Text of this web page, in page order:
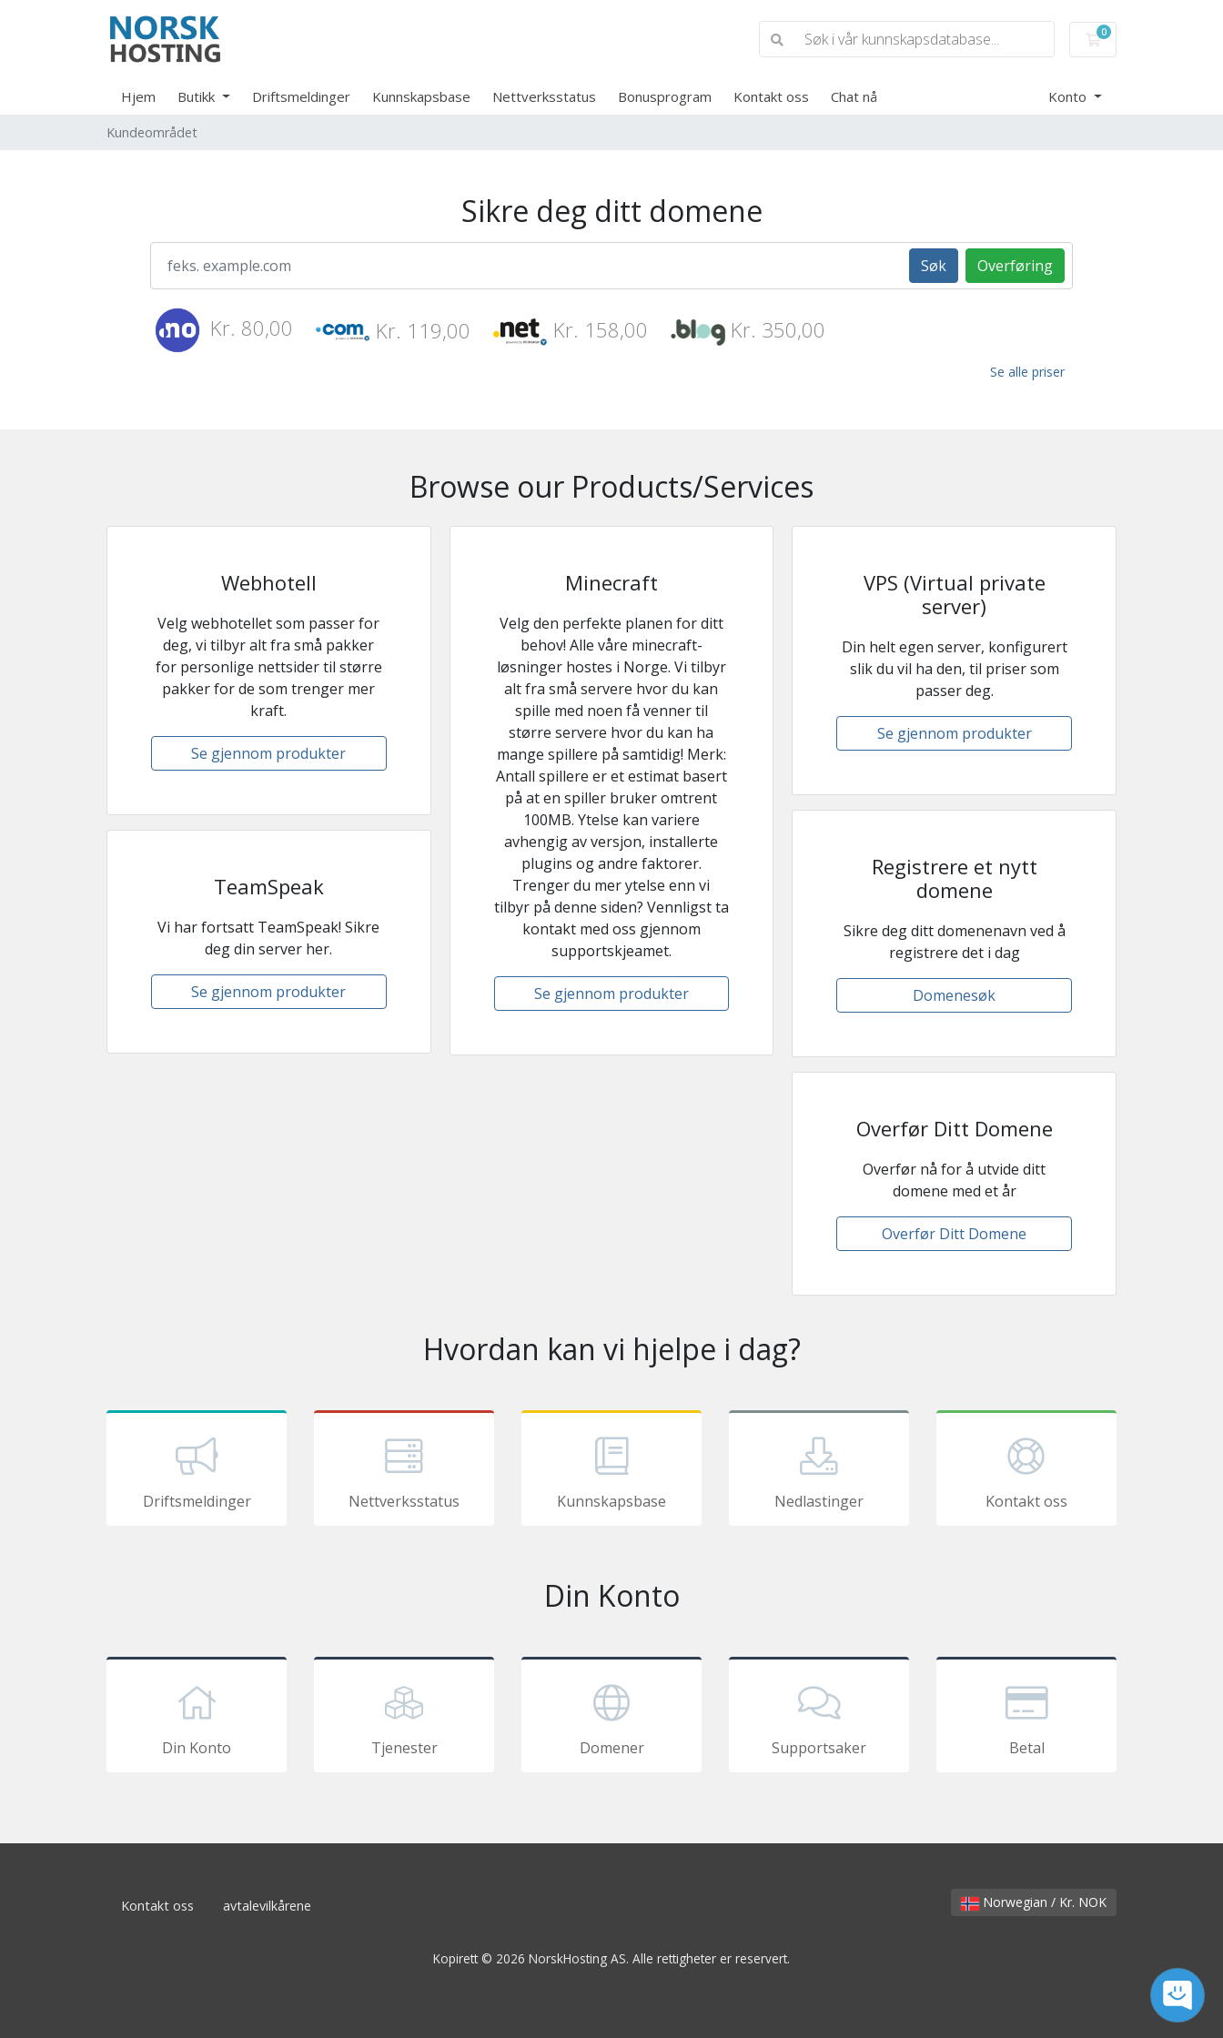
0
Handlevogn
Hjem Butikk Driftsmeldinger Kunnskapsbase Nettverksstatus Bonusprogram Kontakt oss Chat nå Konto
Kundeområdet
Sikre deg ditt domene
Søk Overføring
Kr. 80,00 Kr. 119,00 Kr. 158,00 Kr. 350,00
Se alle priser
Browse our Products/Services
Webhotell
Velg webhotellet som passer for
deg, vi tilbyr alt fra små pakker
for personlige nettsider til større
pakker for de som trenger mer
kraft.
Se gjennom produkter
TeamSpeak
Vi har fortsatt TeamSpeak! Sikre
deg din server her.
Se gjennom produkter
Minecraft
Velg den perfekte planen for ditt
behov! Alle våre minecraft-
løsninger hostes i Norge. Vi tilbyr
alt fra små servere hvor du kan
spille med noen få venner til
større servere hvor du kan ha
mange spillere på samtidig! Merk:
Antall spillere er et estimat basert
på at en spiller bruker omtrent
100MB. Ytelse kan variere
avhengig av versjon, installerte
plugins og andre faktorer.
Trenger du mer ytelse enn vi
tilbyr på denne siden? Vennligst ta
kontakt med oss gjennom
supportskjeamet.
Se gjennom produkter
VPS (Virtual private
server)
Din helt egen server, konfigurert
slik du vil ha den, til priser som
passer deg.
Se gjennom produkter
Registrere et nytt
domene
Sikre deg ditt domenenavn ved å
registrere det i dag
Domenesøk
Overfør Ditt Domene
Overfør nå for å utvide ditt
domene med et år
Overfør Ditt Domene
Hvordan kan vi hjelpe i dag?
Driftsmeldinger Nettverksstatus Kunnskapsbase Nedlastinger Kontakt oss
Din Konto
Din Konto Tjenester Domener Supportsaker Betal
Norwegian / Kr. NOK
Kontakt oss avtalevilkårene
Kopirett © 2026 NorskHosting AS. Alle rettigheter er reservert.